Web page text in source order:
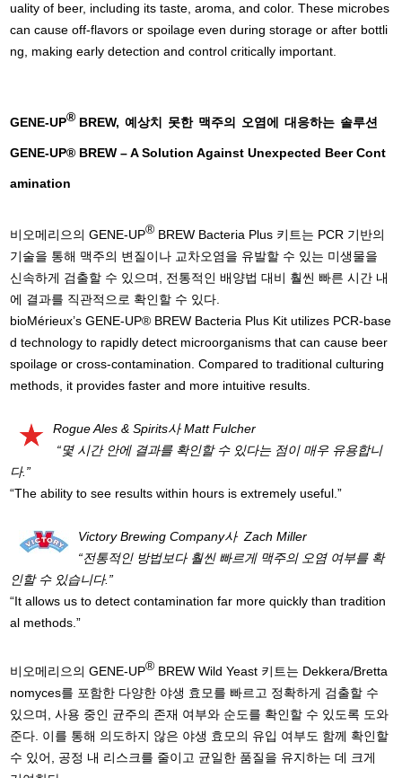
uality of beer, including its taste, aroma, and color. These microbes
can cause off-flavors or spoilage even during storage or after bottli
ng, making early detection and control critically important.
GENE-UP® BREW, 예상치 못한 맥주의 오염에 대응하는 솔루션
GENE-UP® BREW – A Solution Against Unexpected Beer Cont
amination
비오메리으의 GENE-UP® BREW Bacteria Plus 키트는 PCR 기반의
기술을 통해 맥주의 변질이나 교차오염을 유발할 수 있는 미생물을
신속하게 검출할 수 있으며, 전통적인 배양법 대비 훨씬 빠른 시간 내
에 결과를 직관적으로 확인할 수 있다.
bioMérieux’s GENE-UP® BREW Bacteria Plus Kit utilizes PCR-base
d technology to rapidly detect microorganisms that can cause beer
spoilage or cross-contamination. Compared to traditional culturing
methods, it provides faster and more intuitive results.
Rogue Ales & Spirits사Matt Fulcher
“몇 시간 안에 결과를 확인할 수 있다는 점이 매우 유용합니
다.”
“The ability to see results within hours is extremely useful.”
Victory Brewing Company사 Zach Miller
“전통적인 방법보다 훨씬 빠르게 맥주의 오염 여부를 확
인할 수 있습니다.”
“It allows us to detect contamination far more quickly than tradition
al methods.”
비오메리으의 GENE-UP® BREW Wild Yeast 키트는 Dekkera/Bretta
nomyces를 포함한 다양한 야생 효모를 빠르고 정확하게 검출할 수
있으며, 사용 중인 균주의 존재 여부와 순도를 확인할 수 있도록 도와
준다. 이를 통해 의도하지 않은 야생 효모의 유입 여부도 함께 확인할
수 있어, 공정 내 리스크를 줄이고 균일한 품질을 유지하는 데 크게